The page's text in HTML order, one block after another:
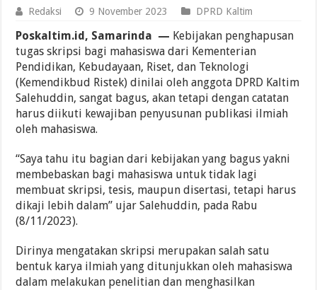
Redaksi 9 November 2023 DPRD Kaltim
Poskaltim.id, Samarinda — Kebijakan penghapusan
tugas skripsi bagi mahasiswa dari Kementerian
Pendidikan, Kebudayaan, Riset, dan Teknologi
(Kemendikbud Ristek) dinilai oleh anggota DPRD Kaltim
Salehuddin, sangat bagus, akan tetapi dengan catatan
harus diikuti kewajiban penyusunan publikasi ilmiah
oleh mahasiswa.
“Saya tahu itu bagian dari kebijakan yang bagus yakni
membebaskan bagi mahasiswa untuk tidak lagi
membuat skripsi, tesis, maupun disertasi, tetapi harus
dikaji lebih dalam” ujar Salehuddin, pada Rabu
(8/11/2023).
Dirinya mengatakan skripsi merupakan salah satu
bentuk karya ilmiah yang ditunjukkan oleh mahasiswa
dalam melakukan penelitian dan menghasilkan